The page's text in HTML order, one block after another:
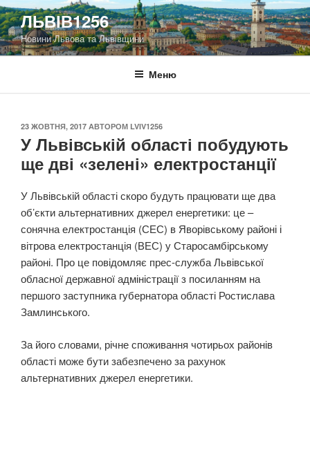
Перейти
до
вмісту
ЛЬВІВ1256
Новини Львова та Львівщини
Меню
ОПУБЛІКОВАНО
23 ЖОВТНЯ, 2017 АВТОРОМ LVIV1256
У Львівській області побудують
ще дві «зелені» електростанції
У Львівській області скоро будуть працювати ще два
об’єкти альтернативних джерел енергетики: це –
сонячна електростанція (СЕС) в Яворівському районі і
вітрова електростанція (ВЕС) у Старосамбірському
районі. Про це повідомляє прес-служба Львівської
обласної державної адміністрації з посиланням на
першого заступника губернатора області Ростислава
Замлинського.
За його словами, річне споживання чотирьох районів
області може бути забезпечено за рахунок
альтернативних джерел енергетики.